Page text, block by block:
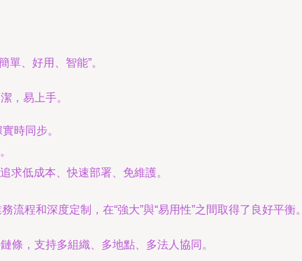
單、好用、智能”。
，易上手。
時同步。
求低成本、快速部署、免維護。
程和深度定制，在“強大”與“易用性”之間取得了良好平衡。
條，支持多組織、多地點、多法人協同。